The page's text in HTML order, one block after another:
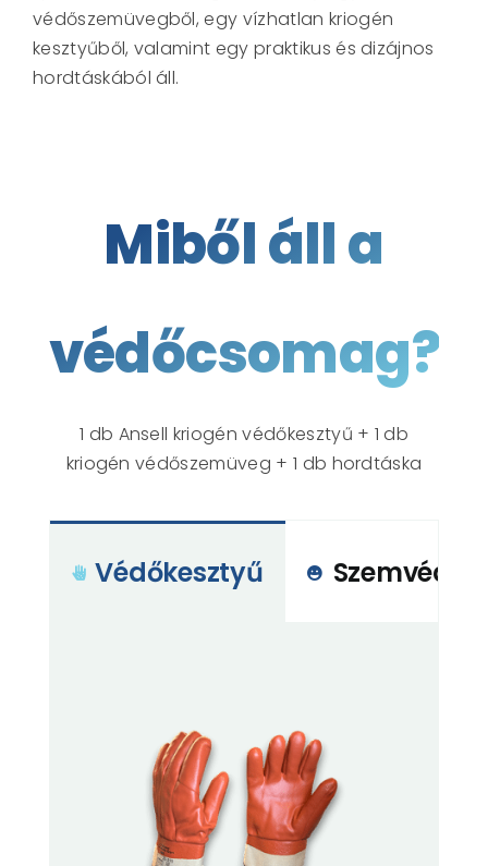
védőszemüvegből, egy vízhatlan kriogén
kesztyűből, valamint egy praktikus és dizájnos
hordtáskából áll.
Miből áll a
védőcsomag?
1 db Ansell kriogén védőkesztyű + 1 db
kriogén védőszemüveg + 1 db hordtáska
Védőkesztyű Szemvédő